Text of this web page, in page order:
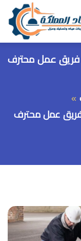
فريق عمل محترف
فريق عمل محترف